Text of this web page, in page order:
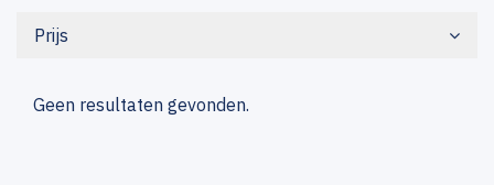
Prijs
Geen resultaten gevonden.